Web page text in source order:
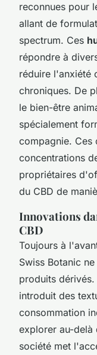
reconnues pour
allant de
spectrum. Ces
répondre à
réduire l'anxiété
chroniques. De
le bien-être
spécialement
compagnie. Ces
concentrations
propriétaires
du CBD de
Innovations
CBD
Toujours à
Swiss Botanic
produits dérivés.
introduit des
consommation
explorer au-delà
société met